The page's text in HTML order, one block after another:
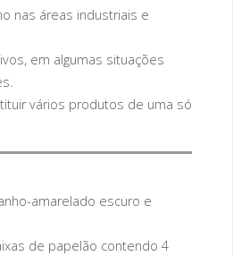
nas áreas industriais e
em algumas situações
vários produtos de uma só
amarelado escuro e
de papelão contendo 4